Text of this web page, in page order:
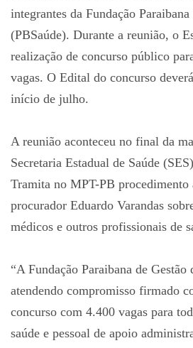
integrantes da Fundação
(PBSaúde). Durante a reunião, o
realização de concurso público
vagas. O Edital do concurso
início de julho.
A reunião aconteceu no final da
Secretaria Estadual de Saúde
Tramita no MPT-PB procedimento
procurador Eduardo Varandas
médicos e outros profissionais de
“A Fundação Paraibana de Gestão
atendendo compromisso firmado
concurso com 4.400 vagas para
saúde e pessoal de apoio